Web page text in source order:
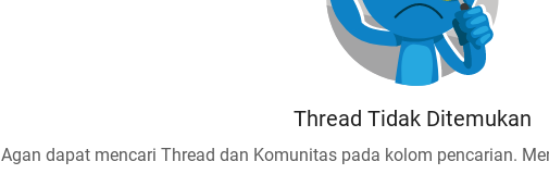
Thread Tidak Ditemukan
Agan dapat mencari Thread dan Komunitas pada kolom pencarian.